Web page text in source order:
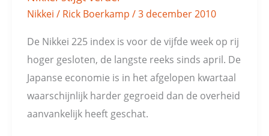
Nikkei / Rick Boerkamp /3 december 2010
De Nikkei 225 index is voor de vijfde week op rij
hoger gesloten, de langste reeks sinds april. De
Japanse economie is in het afgelopen kwartaal
waarschijnlijk harder gegroeid dan de overheid
aanvankelijk heeft geschat.
stijgt
verder